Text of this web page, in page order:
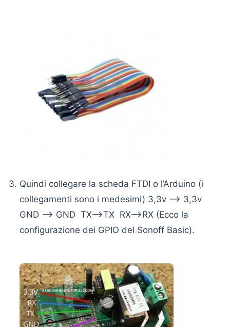
Quindi collegare la scheda FTDI o l’Arduino (i
collegamenti sono i medesimi) 3,3v —-> 3,3v
GND —-> GND TX—->TX RX—->RX (Ecco la
configurazione dei GPIO del Sonoff Basic).